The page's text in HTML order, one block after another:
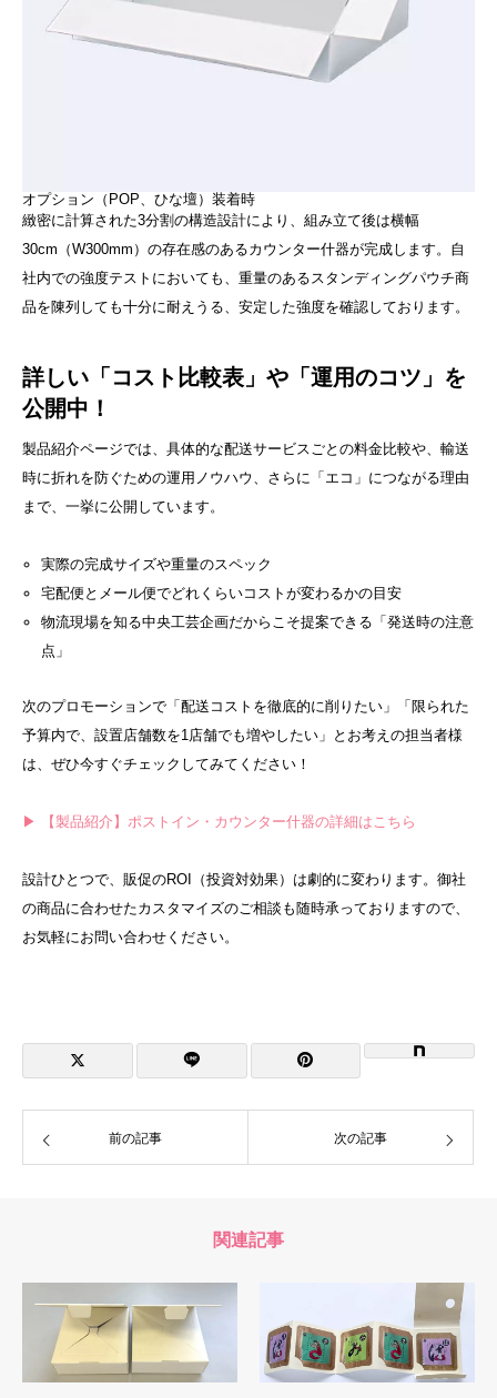
オプション（POP、ひな壇）装着時
緻密に計算された3分割の構造設計により、組み立て後は横幅
30cm（W300mm）の存在感のあるカウンター什器が完成します。自
社内での強度テストにおいても、重量のあるスタンディングパウチ商
品を陳列しても十分に耐えうる、安定した強度を確認しております。
詳しい「コスト比較表」や「運用のコツ」を
公開中！
製品紹介ページでは、具体的な配送サービスごとの料金比較や、輸送
時に折れを防ぐための運用ノウハウ、さらに「エコ」につながる理由
まで、一挙に公開しています。
実際の完成サイズや重量のスペック
宅配便とメール便でどれくらいコストが変わるかの目安
物流現場を知る中央工芸企画だからこそ提案できる「発送時の注意
点」
次のプロモーションで「配送コストを徹底的に削りたい」「限られた
予算内で、設置店舗数を1店舗でも増やしたい」とお考えの担当者様
は、ぜひ今すぐチェックしてみてください！
▶ 【製品紹介】ポストイン・カウンター什器の詳細はこちら
設計ひとつで、販促のROI（投資対効果）は劇的に変わります。御社
の商品に合わせたカスタマイズのご相談も随時承っておりますので、
お気軽にお問い合わせください。
前の記事 次の記事
関連記事